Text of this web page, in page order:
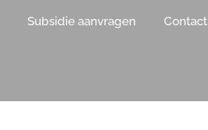
Subsidie aanvragen Contact